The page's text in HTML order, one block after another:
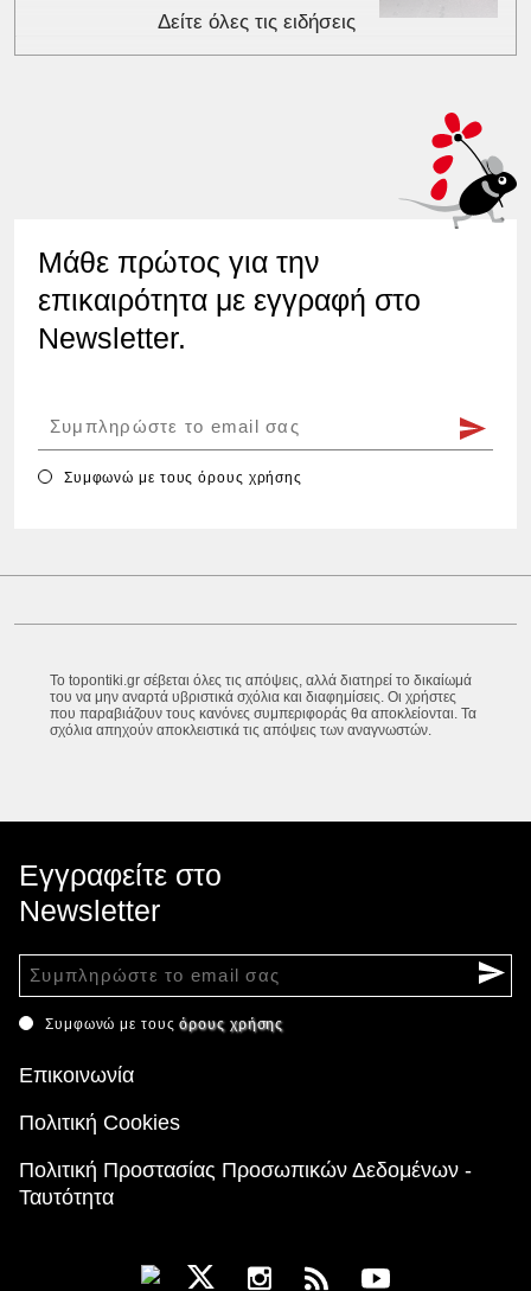
Δείτε όλες τις ειδήσεις
Μάθε πρώτος για την
επικαιρότητα με εγγραφή στο
Newsletter.
Συμφωνώ με τουςόρους χρήσης
Το topontiki.gr σέβεται όλες τις απόψεις, αλλά διατηρεί το δικαίωμά
του να μην αναρτά υβριστικά σχόλια και διαφημίσεις. Οι χρήστες
που παραβιάζουν τους κανόνες συμπεριφοράς θα αποκλείονται. Τα
σχόλια απηχούν αποκλειστικά τις απόψεις των αναγνωστών.
Εγγραφείτε στο
Newsletter
Συμφωνώ με τουςόρους χρήσης
Επικοινωνία
Πολιτική Cookies
Πολιτική Προστασίας Προσωπικών Δεδομένων -
Ταυτότητα